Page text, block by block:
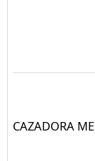
CAZADORA